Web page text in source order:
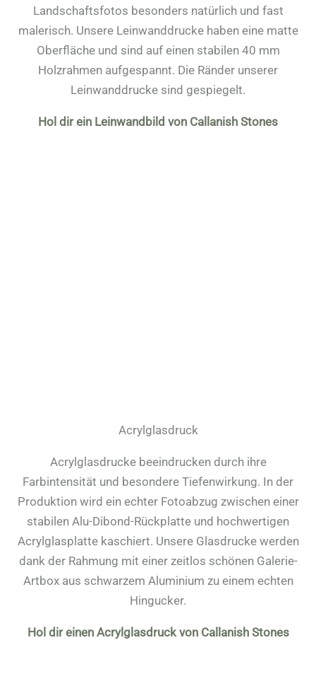
Landschaftsfotos besonders natürlich und fast
malerisch. Unsere Leinwanddrucke haben eine matte
Oberfläche und sind auf einen stabilen 40 mm
Holzrahmen aufgespannt. Die Ränder unserer
Leinwanddrucke sind gespiegelt.
Hol dir ein Leinwandbild von Callanish Stones
Acrylglasdruck
Acrylglasdrucke beeindrucken durch ihre
Farbintensität und besondere Tiefenwirkung. In der
Produktion wird ein echter Fotoabzug zwischen einer
stabilen Alu-Dibond-Rückplatte und hochwertigen
Acrylglasplatte kaschiert. Unsere Glasdrucke werden
dank der Rahmung mit einer zeitlos schönen Galerie-
Artbox aus schwarzem Aluminium zu einem echten
Hingucker.
Hol dir einen Acrylglasdruck von Callanish Stones